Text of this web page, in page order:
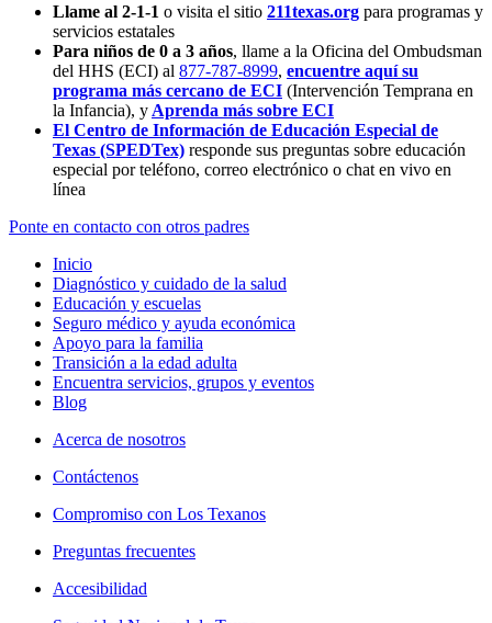
Llame al 2-1-1 o visita el sitio 211texas.org para programas y
servicios estatales
Para niños de 0 a 3 años, llame a la Oficina del Ombudsman
del HHS (ECI) al 877-787-8999, encuentre aquí su
programa más cercano de ECI (Intervención Temprana en
la Infancia), y Aprenda más sobre ECI
El Centro de Información de Educación Especial de
Texas (SPEDTex) responde sus preguntas sobre educación
especial por teléfono, correo electrónico o chat en vivo en
línea
Ponte en contacto con otros padres
Inicio
Diagnóstico y cuidado de la salud
Educación y escuelas
Seguro médico y ayuda económica
Apoyo para la familia
Transición a la edad adulta
Encuentra servicios, grupos y eventos
Blog
Acerca de nosotros
Contáctenos
Compromiso con Los Texanos
Preguntas frecuentes
Accesibilidad